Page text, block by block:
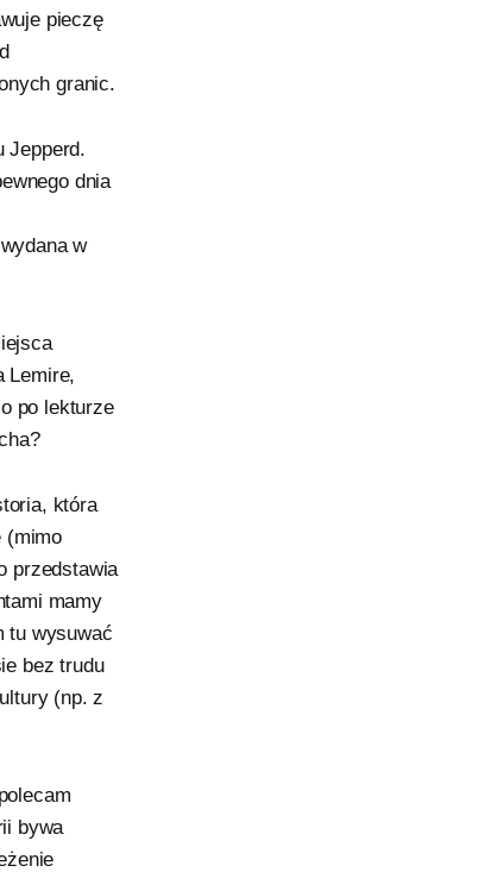
pieczę
granic.
Jepperd.
dnia
w
Lemire,
po lekturze
która
(mimo
przedstawia
mamy
tu wysuwać
bez trudu
(np. z
bywa